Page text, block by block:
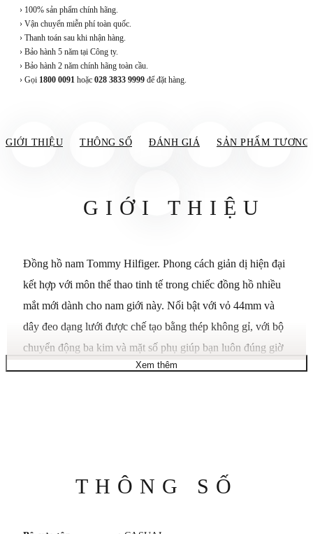
› 100% sản phẩm chính hãng.
› Vận chuyển miễn phí toàn quốc.
› Thanh toán sau khi nhận hàng.
› Bảo hành 5 năm tại Công ty.
› Bảo hành 2 năm chính hãng toàn cầu.
› Gọi 1800 0091 hoặc 028 3833 9999 để đặt hàng.
GIỚI THIỆU THÔNG SỐ ĐÁNH GIÁ SẢN PHẨM TƯƠNG
GIỚI THIỆU
Đồng hồ nam Tommy Hilfiger. Phong cách giản dị hiện đại
kết hợp với môn thể thao tinh tế trong chiếc đồng hồ nhiều
mắt mới dành cho nam giới này. Nổi bật với vỏ 44mm và
dây đeo dạng lưới được chế tạo bằng thép không gỉ, với bộ
chuyển động ba kim và mặt số phụ giúp bạn luôn đúng giờ
một cách hoàn hảo.
44 mm
Chất liệu dây đeo
Vòng đeo tay bằng thép không gỉ
Xem thêm
THÔNG SỐ